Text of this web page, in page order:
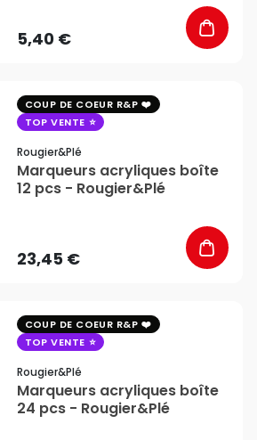
5,40 €
COUP DE COEUR R&P
TOP VENTE
Rougier&plé
Marqueurs acryliques boîte
12 pcs - Rougier&Plé
23,45 €
COUP DE COEUR R&P
TOP VENTE
Rougier&plé
Marqueurs acryliques boîte
24 pcs - Rougier&Plé